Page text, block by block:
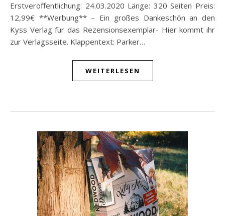
Erstveröffentlichung: 24.03.2020 Länge: 320 Seiten Preis:
12,99€ **Werbung** – Ein großes Dankeschön an den
Kyss Verlag für das Rezensionsexemplar- Hier kommt ihr
zur Verlagsseite. Klappentext: Parker…
WEITERLESEN